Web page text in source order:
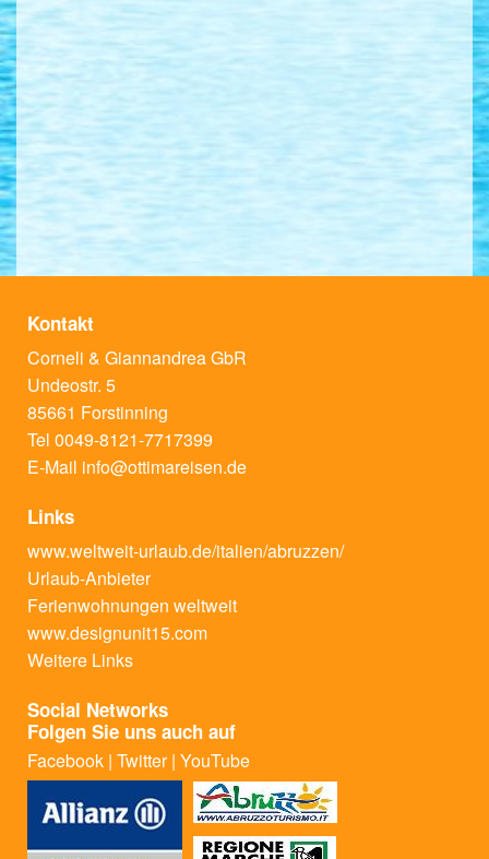
Kontakt
Corneli & Giannandrea GbR
Undeostr. 5
85661 Forstinning
Tel 0049-8121-7717399
E-Mail info@ottimareisen.de
Links
www.weltweit-urlaub.de/italien/abruzzen/
Urlaub-Anbieter
Ferienwohnungen weltweit
www.designunit15.com
Weitere Links
Social Networks
Folgen Sie uns auch auf
Facebook | Twitter| YouTube